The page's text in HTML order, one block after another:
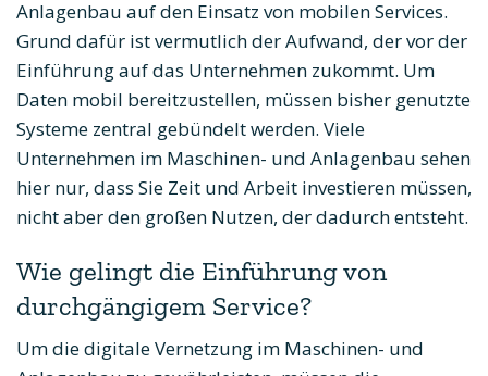
Anlagenbau auf den Einsatz von mobilen Services.
Grund dafür ist vermutlich der Aufwand, der vor der
Einführung auf das Unternehmen zukommt. Um
Daten mobil bereitzustellen, müssen bisher genutzte
Systeme zentral gebündelt werden. Viele
Unternehmen im Maschinen- und Anlagenbau sehen
hier nur, dass Sie Zeit und Arbeit investieren müssen,
nicht aber den großen Nutzen, der dadurch entsteht.
Wie gelingt die Einführung von
durchgängigem Service?
Um die digitale Vernetzung im Maschinen- und